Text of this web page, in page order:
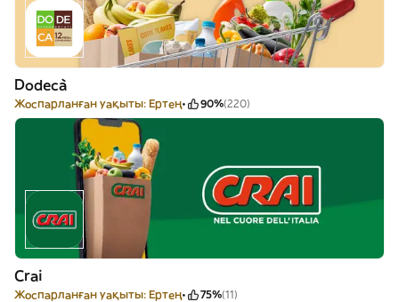
Dodecà
Жоспарланған уақыты: Ертең 90%(220)
Crai
Жоспарланған уақыты: Ертең 75%(11)